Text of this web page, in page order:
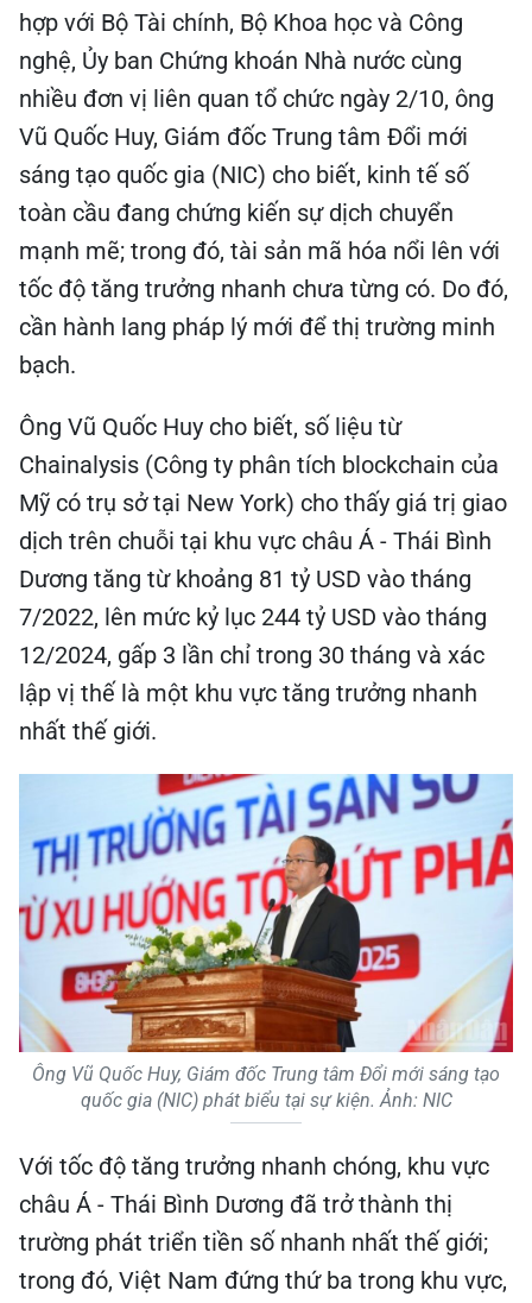
hợp với Bộ Tài chính, Bộ Khoa học và Công
nghệ, Ủy ban Chứng khoán Nhà nước cùng
nhiều đơn vị liên quan tổ chức ngày 2/10, ông
Vũ Quốc Huy, Giám đốc Trung tâm Đổi mới
sáng tạo quốc gia (NIC) cho biết, kinh tế số
toàn cầu đang chứng kiến sự dịch chuyển
mạnh mẽ; trong đó, tài sản mã hóa nổi lên với
tốc độ tăng trưởng nhanh chưa từng có. Do đó,
cần hành lang pháp lý mới để thị trường minh
bạch.
Ông Vũ Quốc Huy cho biết, số liệu từ
Chainalysis (Công ty phân tích blockchain của
Mỹ có trụ sở tại New York) cho thấy giá trị giao
dịch trên chuỗi tại khu vực châu Á - Thái Bình
Dương tăng từ khoảng 81 tỷ USD vào tháng
7/2022, lên mức kỷ lục 244 tỷ USD vào tháng
12/2024, gấp 3 lần chỉ trong 30 tháng và xác
lập vị thế là một khu vực tăng trưởng nhanh
nhất thế giới.
Ông Vũ Quốc Huy, Giám đốc Trung tâm Đổi mới sáng tạo
quốc gia (NIC) phát biểu tại sự kiện. Ảnh: NIC
Với tốc độ tăng trưởng nhanh chóng, khu vực
châu Á - Thái Bình Dương đã trở thành thị
trường phát triển tiền số nhanh nhất thế giới;
trong đó, Việt Nam đứng thứ ba trong khu vực,